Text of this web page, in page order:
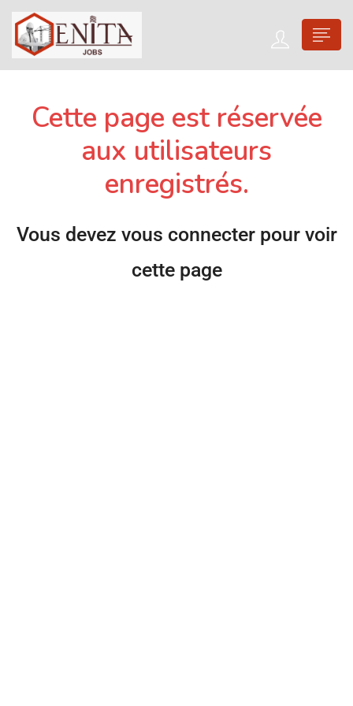
Cette page est réservée
aux utilisateurs
enregistrés.
Vous devez vous connecter pour voir
cette page